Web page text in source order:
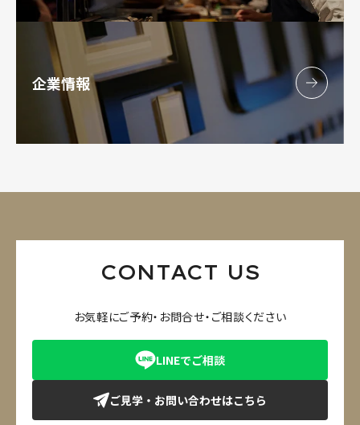
企業情報
CONTACT US
お気軽にご予約・お問合せ・ご相談ください
LINEでご相談
ご見学・お問い合わせはこちら